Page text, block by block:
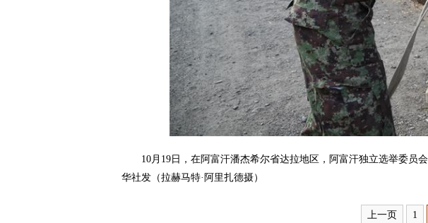
10月19日，在阿富汗潘杰希尔省达拉地区，阿富汗独立选举委员
华社发（拉赫马特·阿里扎德摄）
上一页 1